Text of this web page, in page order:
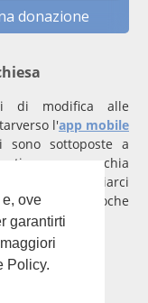
ove
garantirti
Policy.
di modifica alle
l'app mobile
sono sottoposte a
una parrocchia
per inviarci
gestite entro poche